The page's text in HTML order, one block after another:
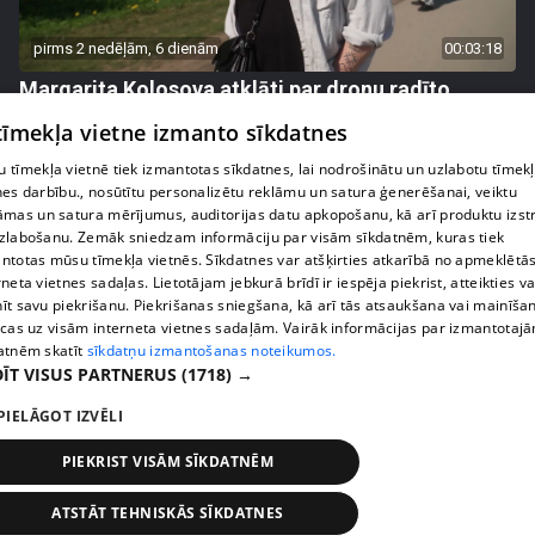
pirms 2 nedēļām, 6 dienām 00:03:18
Margarita Kolosova atklāti par dronu radīto
72. epizode
pirms 2 nedēļām, 6 dienām
Kaspars Kambala neslēpj vilšanos par bijušo sievu
Tifāniju
72. epizode
vietne izmanto sīkdatnes
tīmekļa vietnē tiek izmantotas sīkdatnes, lai nodrošinātu un uzlabotu
darbību., nosūtītu personalizētu reklāmu un satura ģenerēšanai, veiktu
un satura mērījumus, auditorijas datu apkopošanu, kā arī produktu
Zemāk sniedzam informāciju par visām sīkdatnēm, kuras tiek
mūsu tīmekļa vietnēs. Sīkdatnes var atšķirties atkarībā no
vietnes sadaļas. Lietotājam jebkurā brīdī ir iespēja piekrist, atteikties
savu piekrišanu. Piekrišanas sniegšana, kā arī tās atsaukšana vai
uz visām interneta vietnes sadaļām. Vairāk informācijas par
skatīt sīkdatņu izmantošanas noteikumos.
VISUS PARTNERUS (1718) →
IZVĒLI
PIEKRIST VISĀM SĪKDATNĒM
ATSTĀT TEHNISKĀS SĪKDATNES